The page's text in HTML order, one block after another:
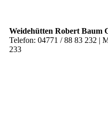
Weidehütten Robert Baum
Telefon: 04771 / 88 83 232 |
233